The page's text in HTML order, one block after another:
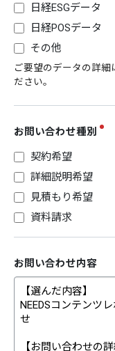
日経ESGデータ
日経POSデータ
その他
ご要望のデータの詳細
ださい。
お問い合わせ種別
契約希望
詳細説明希望
見積もり希望
資料請求
お問い合わせ内容